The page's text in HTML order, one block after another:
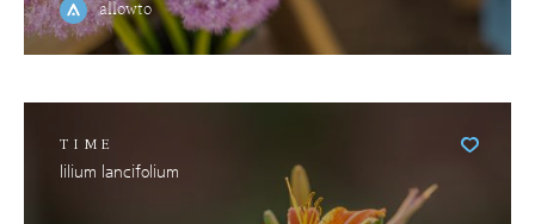
allowto
TIME
lilium lancifolium